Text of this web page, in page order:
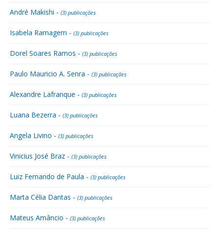
André Makishi - (3) publicações
Isabela Ramagem - (3) publicações
Dorel Soares Ramos - (3) publicações
Paulo Mauricio A. Senra - (3) publicações
Alexandre Lafranque - (3) publicações
Luana Bezerra - (3) publicações
Angela Livino - (3) publicações
Vinicius José Braz - (3) publicações
Luiz Fernando de Paula - (3) publicações
Marta Célia Dantas - (3) publicações
Mateus Amâncio - (3) publicações